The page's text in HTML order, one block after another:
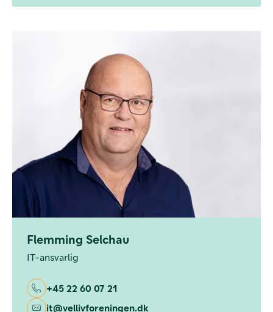
Flemming Selchau
IT-ansvarlig
+45 22 60 07 21
it@vellivforeningen.dk